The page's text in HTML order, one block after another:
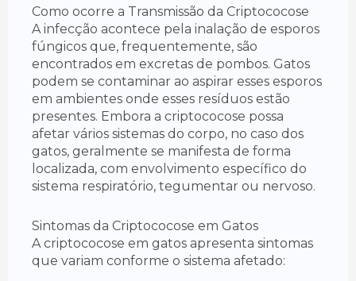
Como ocorre a Transmissão da Criptococose
A infecção acontece pela inalação de esporos
fúngicos que, frequentemente, são
encontrados em excretas de pombos. Gatos
podem se contaminar ao aspirar esses esporos
em ambientes onde esses resíduos estão
presentes. Embora a criptococose possa
afetar vários sistemas do corpo, no caso dos
gatos, geralmente se manifesta de forma
localizada, com envolvimento específico do
sistema respiratório, tegumentar ou nervoso.
Sintomas da Criptococose em Gatos
A criptococose em gatos apresenta sintomas
que variam conforme o sistema afetado: